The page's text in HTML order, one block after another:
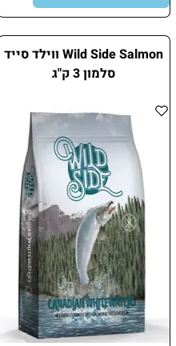
Wild Side Salmon ווילד סייד
סלמון 3 ק"ג